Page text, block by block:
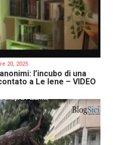
20, 2025
l’incubo di una
a Le Iene – VIDEO